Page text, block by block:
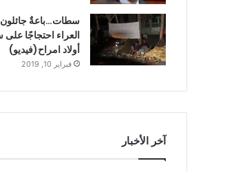
سطات…باعةٌ جائلون
العراء احتجاجًا
أولاد امراح(فيديو)
فبراير 10, 2019
آخر الأخبار